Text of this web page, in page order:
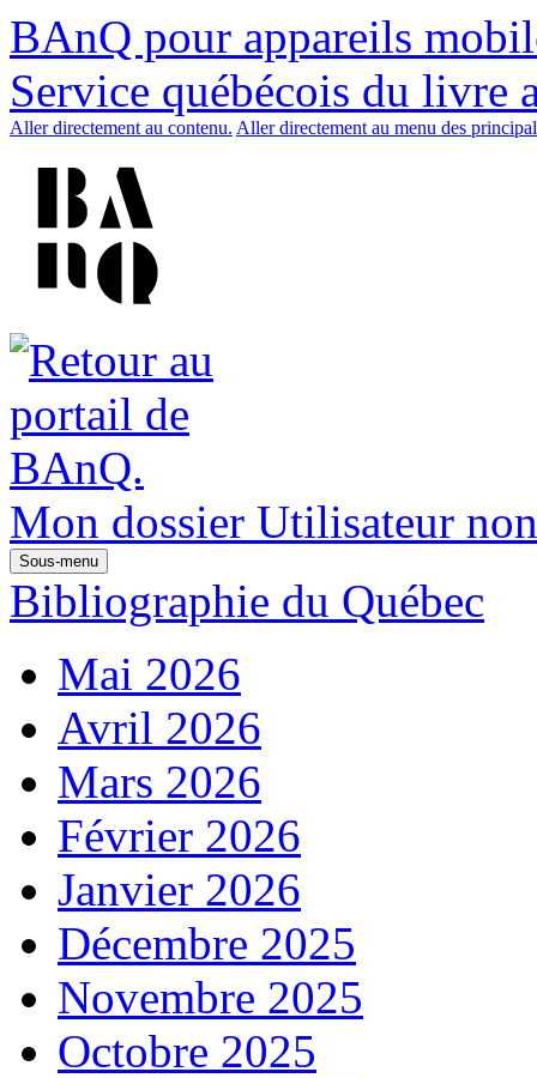
BAnQ pour appareils
Service québécois du livre
Aller directement au contenu. Aller directement au menu des
Mon dossier Utilisateur
Sous-menu
Bibliographie du Québec
Mai 2026
Avril 2026
Mars 2026
Février 2026
Janvier 2026
Décembre 2025
Novembre 2025
Octobre 2025